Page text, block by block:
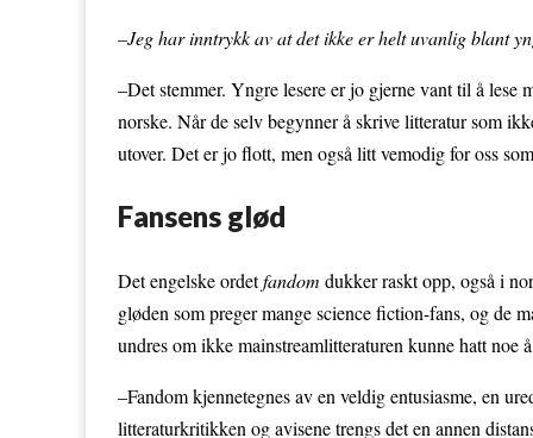
–Jeg har inntrykk av at det ikke er helt uvanlig blant
–Det stemmer. Yngre lesere er jo gjerne vant til å lese
norske. Når de selv begynner å skrive litteratur som
utover. Det er jo flott, men også litt vemodig for oss
Fansens glød
Det engelske ordetfandom dukker raskt opp, også i
gløden som preger mange science fiction-fans, og de
undres om ikke mainstreamlitteraturen kunne hatt noe
–Fandom kjennetegnes av en veldig entusiasme, en
litteraturkritikken og avisene trengs det en annen